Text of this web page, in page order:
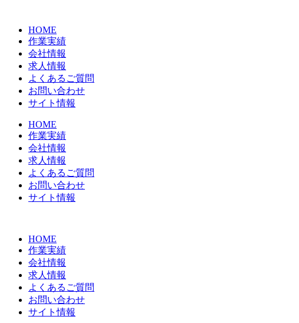
HOME
作業実績
会社情報
求人情報
よくあるご質問
お問い合わせ
サイト情報
HOME
作業実績
会社情報
求人情報
よくあるご質問
お問い合わせ
サイト情報
HOME
作業実績
会社情報
求人情報
よくあるご質問
お問い合わせ
サイト情報